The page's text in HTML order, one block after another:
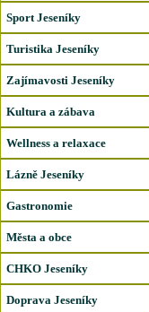
Sport Jeseníky
Turistika Jeseníky
Zajímavosti Jeseníky
Kultura a zábava
Wellness a relaxace
Lázně Jeseníky
Gastronomie
Města a obce
CHKO Jeseníky
Doprava Jeseníky